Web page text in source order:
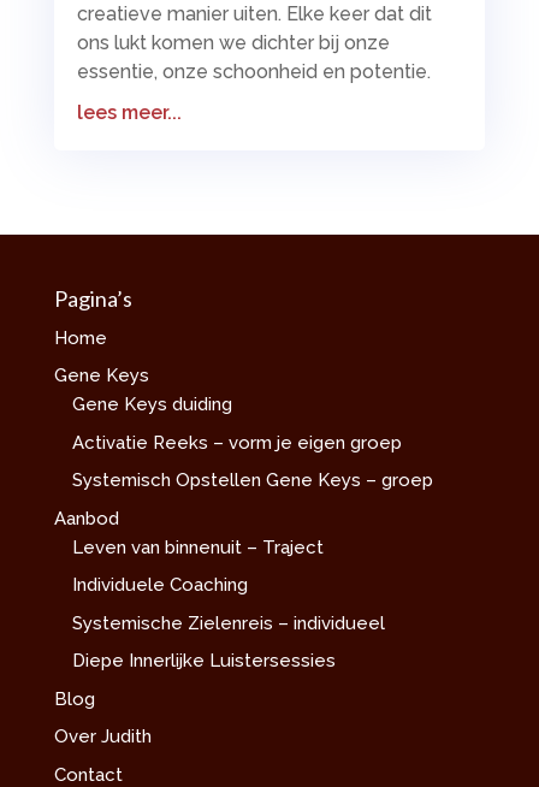
creatieve manier uiten. Elke keer dat dit
ons lukt komen we dichter bij onze
essentie, onze schoonheid en potentie.
lees meer...
Pagina’s
Home
Gene Keys
Gene Keys duiding
Activatie Reeks – vorm je eigen groep
Systemisch Opstellen Gene Keys – groep
Aanbod
Leven van binnenuit – Traject
Individuele Coaching
Systemische Zielenreis – individueel
Diepe Innerlijke Luistersessies
Blog
Over Judith
Contact